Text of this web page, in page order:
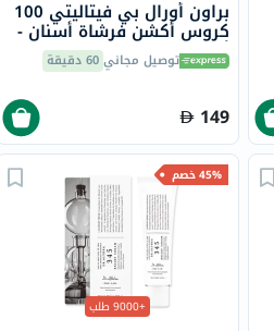
براون أورال بي فيتاليتي 100
كروس أكشن فرشاة أسنان -
أسود D100.413.1 توصيل مجاني60 دقيقة
149
45% خصم
+9000 طلب